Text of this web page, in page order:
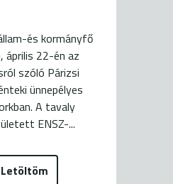
és kormányfő
április 22-én az
szóló Párizsi
ünnepélyes
A tavaly
ENSZ-...
Letöltöm